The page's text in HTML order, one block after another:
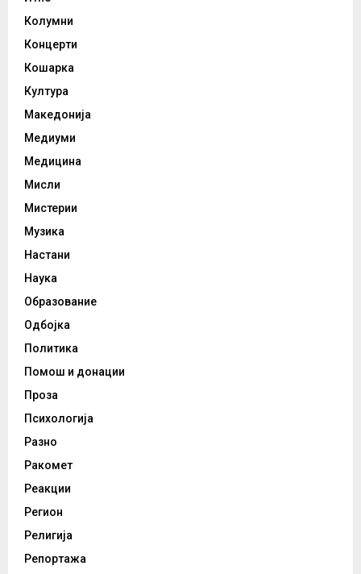
Колумни
Концерти
Кошарка
Култура
Македонија
Медиуми
Медицина
Мисли
Мистерии
Музика
Настани
Наука
Образование
Одбојка
Политика
Помош и донации
Проза
Психологија
Разно
Ракомет
Реакции
Регион
Религија
Репортажа